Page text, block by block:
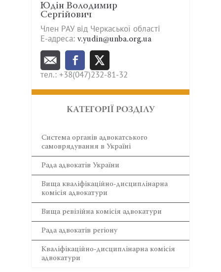
Юдін Володимир
Сергійович
Член РАУ від Черкаської області
Е-адреса: v.yudin@unba.org.ua
тел.: +38(047)232-81-32
КАТЕГОРІЇ РОЗДІЛУ
Система органів адвокатського
самоврядування в Україні
Рада адвокатів України
Вища кваліфікаційно-дисциплінарна
комісія адвокатури
Вища ревізійна комісія адвокатури
Рада адвокатів регіону
Кваліфікаційно-дисциплінарна комісія
адвокатури